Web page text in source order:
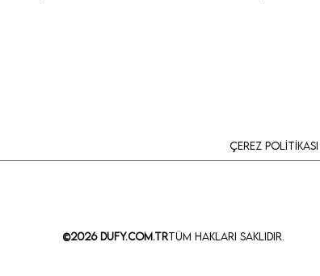
Çerez Politikası
©2026 Dufy.com.trTüm Hakları Saklıdır.